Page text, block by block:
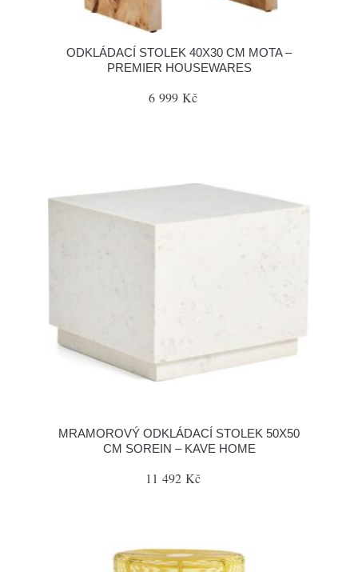
ODKLÁDACÍ STOLEK 40X30 CM MOTA –
PREMIER HOUSEWARES
6 999 Kč
MRAMOROVÝ ODKLÁDACÍ STOLEK 50X50
CM SOREIN – KAVE HOME
11 492 Kč